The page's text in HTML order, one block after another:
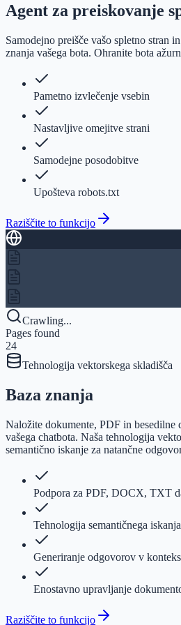
Agent za preiskovanje
Samodejno preišče vašo spletno stran
znanja vašega bota. Ohranite bota
Pametno izvlečenje vsebin
Nastavljive omejitve strani
Samodejne posodobitve
Upošteva robots.txt
Raziščite to funkcijo
Crawling...
Pages found
24
Tehnologija vektorskega skladišča
Baza znanja
Naložite dokumente, PDF in besedilne
vašega chatbota. Naša tehnologija
semantično iskanje za natančne
Podpora za PDF, DOCX, TXT
Tehnologija semantičnega iskanja
Generiranje odgovorov v
Enostavno upravljanje
Raziščite to funkcijo